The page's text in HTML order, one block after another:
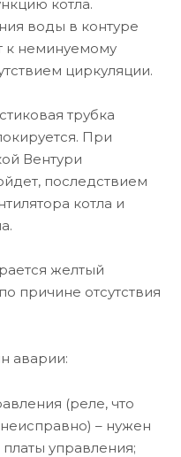
котла.
воды в контуре
к неминуемому
циркуляции.
трубка
При
Вентури
последствием
котла и
желтый
причине отсутствия
аварии:
(реле, что
– нужен
управления;